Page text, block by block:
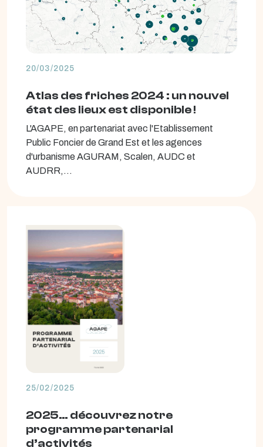
20/03/2025
Atlas des friches 2024 : un nouvel
état des lieux est disponible !
L'AGAPE, en partenariat avec l'Etablissement
Public Foncier de Grand Est et les agences
d'urbanisme AGURAM, Scalen, AUDC et
AUDRR,...
25/02/2025
2025… découvrez notre
programme partenarial
d’activités